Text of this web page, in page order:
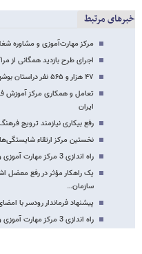
خبرهای مرتبط
مرکز مهارت‌آموزی و مشاوره
اجرای طرح بازدید همگانی از
۴۷ هزار و ۵۶۵ نفر دراستان بوشهر مهارت‌های فنی و حرفه‌ای فراگرفتند
تعامل و همکاری مرکز آموزش
ایران
رفع بیکاری نیازمند ترویج
نخستین مرکز ارتقاء
راه اندازی 3 مرکز مهارت آموزی و مشاوره شغلی زندانیان در مازندران
یک راهکار مؤثر در رفع معضل
سازمان…
پیشنهاد فرماندار رودسر با
راه اندازی 3 مرکز مهارت آموزی و مشاوره شغلی زندانیان در مازندران